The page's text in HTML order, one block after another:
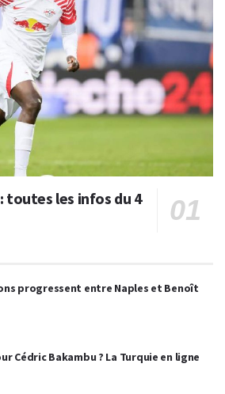
toutes les infos du 4
progressent entre Naples et Benoît
Cédric Bakambu ? La Turquie en ligne